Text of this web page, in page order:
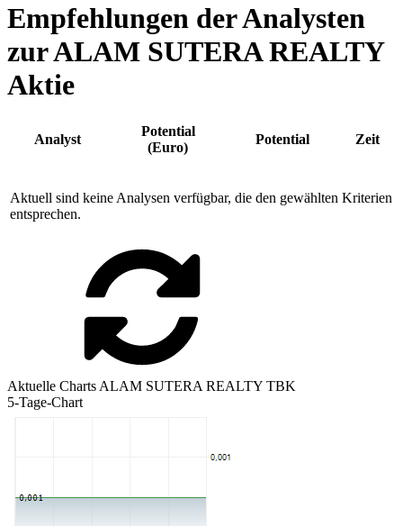
Empfehlungen der Analysten
zur ALAM SUTERA REALTY
Aktie
Analyst
Potential
(Euro)
Potential Zeit
Aktuell sind keine Analysen verfügbar, die den gewählten Kriterien
entsprechen.
Aktuelle Charts ALAM SUTERA REALTY TBK
5-Tage-Chart